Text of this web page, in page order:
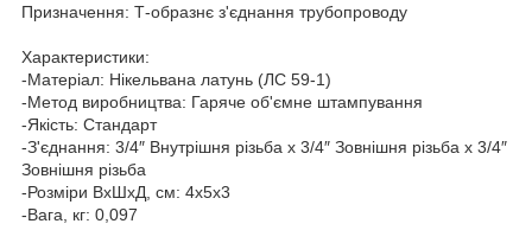
Призначення: Т-образнє з'єднання трубопроводу
Характеристики:
-Матеріал: Нікельвана латунь (ЛС 59-1)
-Метод виробництва: Гаряче об'ємне штампування
-Якість: Стандарт
-З'єднання: 3/4″ Внутрішня різьба х 3/4″ Зовнішня різьба х 3/4″
Зовнішня різьба
-Розміри ВхШхД, см: 4х5х3
-Вага, кг: 0,097